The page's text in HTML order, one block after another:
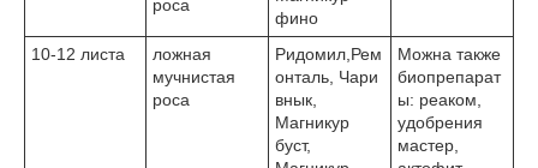
роса
фино
10-12 листа
ложная
мучнистая
роса
Ридомил,Рем
онталь, Чари
внык,
Магникур
буст,
Можна также
биопрепарат
ы: реаком,
удобрения
мастер,